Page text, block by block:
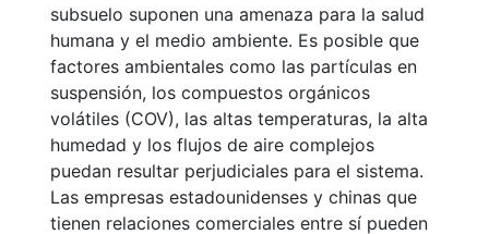
subsuelo suponen una amenaza para la salud
humana y el medio ambiente. Es posible que
factores ambientales como las partículas en
suspensión, los compuestos orgánicos
volátiles (COV), las altas temperaturas, la alta
humedad y los flujos de aire complejos
puedan resultar perjudiciales para el sistema.
Las empresas estadounidenses y chinas que
tienen relaciones comerciales entre sí pueden